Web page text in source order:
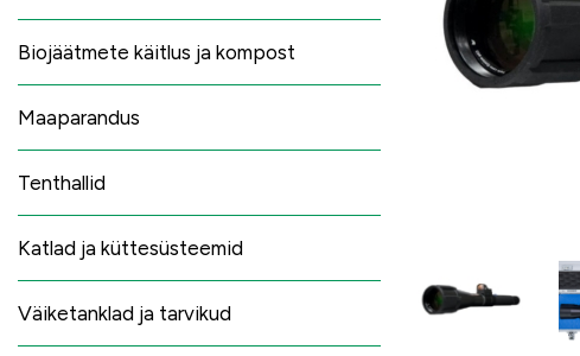
Biojäätmete käitlus ja kompost
Maaparandus
Tenthallid
Katlad ja küttesüsteemid
Väiketanklad ja tarvikud